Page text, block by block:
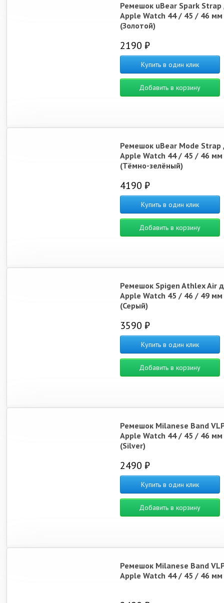
Ремешок uBear Spark Strap
Apple Watch 44 / 45 / 46 мм
(Золотой)
2190 ₽
Купить в один клик
Добавить в корзину
Ремешок uBear Mode Strap
Apple Watch 44 / 45 / 46 мм
(Тёмно-зелёный)
4190 ₽
Купить в один клик
Добавить в корзину
Ремешок Spigen Athlex Air
Apple Watch 45 / 46 / 49 мм
(Серый)
3590 ₽
Купить в один клик
Добавить в корзину
Ремешок Milanese Band
Apple Watch 44 / 45 / 46 мм
(Silver)
2490 ₽
Купить в один клик
Добавить в корзину
Ремешок Milanese Band
Apple Watch 44 / 45 / 46 мм